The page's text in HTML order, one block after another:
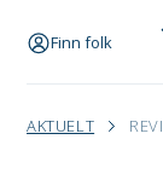
Finn folk
AKTUELT